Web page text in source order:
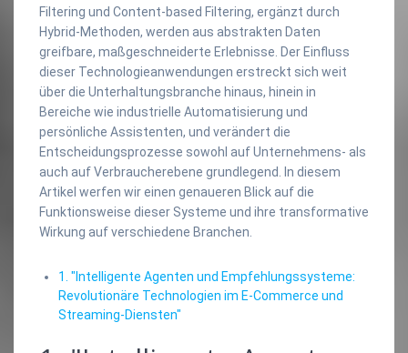
Filtering und Content-based Filtering, ergänzt durch
Hybrid-Methoden, werden aus abstrakten Daten
greifbare, maßgeschneiderte Erlebnisse. Der Einfluss
dieser Technologieanwendungen erstreckt sich weit
über die Unterhaltungsbranche hinaus, hinein in
Bereiche wie industrielle Automatisierung und
persönliche Assistenten, und verändert die
Entscheidungsprozesse sowohl auf Unternehmens- als
auch auf Verbraucherebene grundlegend. In diesem
Artikel werfen wir einen genaueren Blick auf die
Funktionsweise dieser Systeme und ihre transformative
Wirkung auf verschiedene Branchen.
1. "Intelligente Agenten und Empfehlungssysteme:
Revolutionäre Technologien im E-Commerce und
Streaming-Diensten"